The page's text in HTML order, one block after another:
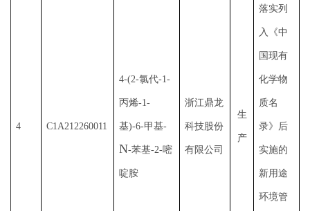
4 C1A212260011
4-(2-氯代-1-
丙烯-1-
基)-6-甲基-
N-苯基-2-嘧
啶胺
浙江鼎龙
科技股份
有限公司
生
产
落实列
入《中
国现有
化学物
质名
录》后
实施的
新用途
环境管